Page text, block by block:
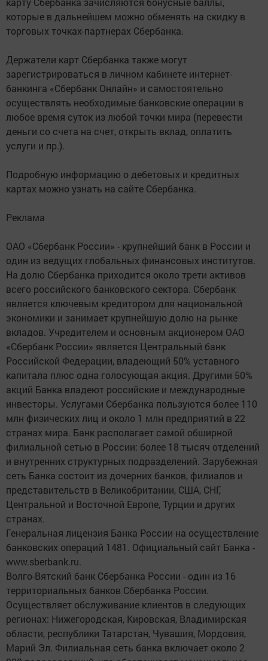
которые в дальнейшем можно обменять на скидку в
торговых точках-партнерах Сбербанка.
Держатели карт Сбербанка также могут
зарегистрироваться в личном кабинете интернет-
банкинга «Сбербанк Онлайн» и самостоятельно
осуществлять необходимые банковские операции в
любое время суток из любой точки мира (перевести
деньги со счета на счет, открыть вклад, оплатить
услуги и пр.).
Подробную информацию о дебетовых и кредитных
картах можно узнать на сайте Сбербанка.
Реклама
ОАО «Сбербанк России» - крупнейший банк в России и
один из ведущих глобальных финансовых институтов.
На долю Сбербанка приходится около трети активов
всего российского банковского сектора. Сбербанк
является ключевым кредитором для национальной
экономики и занимает крупнейшую долю на рынке
вкладов. Учредителем и основным акционером ОАО
«Сбербанк России» является Центральный банк
Российской Федерации, владеющий 50% уставного
капитала плюс одна голосующая акция. Другими 50%
акций Банка владеют российские и международные
инвесторы. Услугами Сбербанка пользуются более 110
млн физических лиц и около 1 млн предприятий в 22
странах мира. Банк располагает самой обширной
филиальной сетью в России: более 18 тысяч отделений
и внутренних структурных подразделений. Зарубежная
сеть Банка состоит из дочерних банков, филиалов и
представительств в Великобритании, США, СНГ,
Центральной и Восточной Европе, Турции и других
странах.
Генеральная лицензия Банка России на осуществление
банковских операций 1481. Официальный сайт Банка -
www.sberbank.ru.
Волго-Вятский банк Сбербанка России - один из 16
территориальных банков Сбербанка России.
Осуществляет обслуживание клиентов в следующих
регионах: Нижегородская, Кировская, Владимирская
области, республики Татарстан, Чувашия, Мордовия,
Марий Эл. Филиальная сеть банка включает около 2